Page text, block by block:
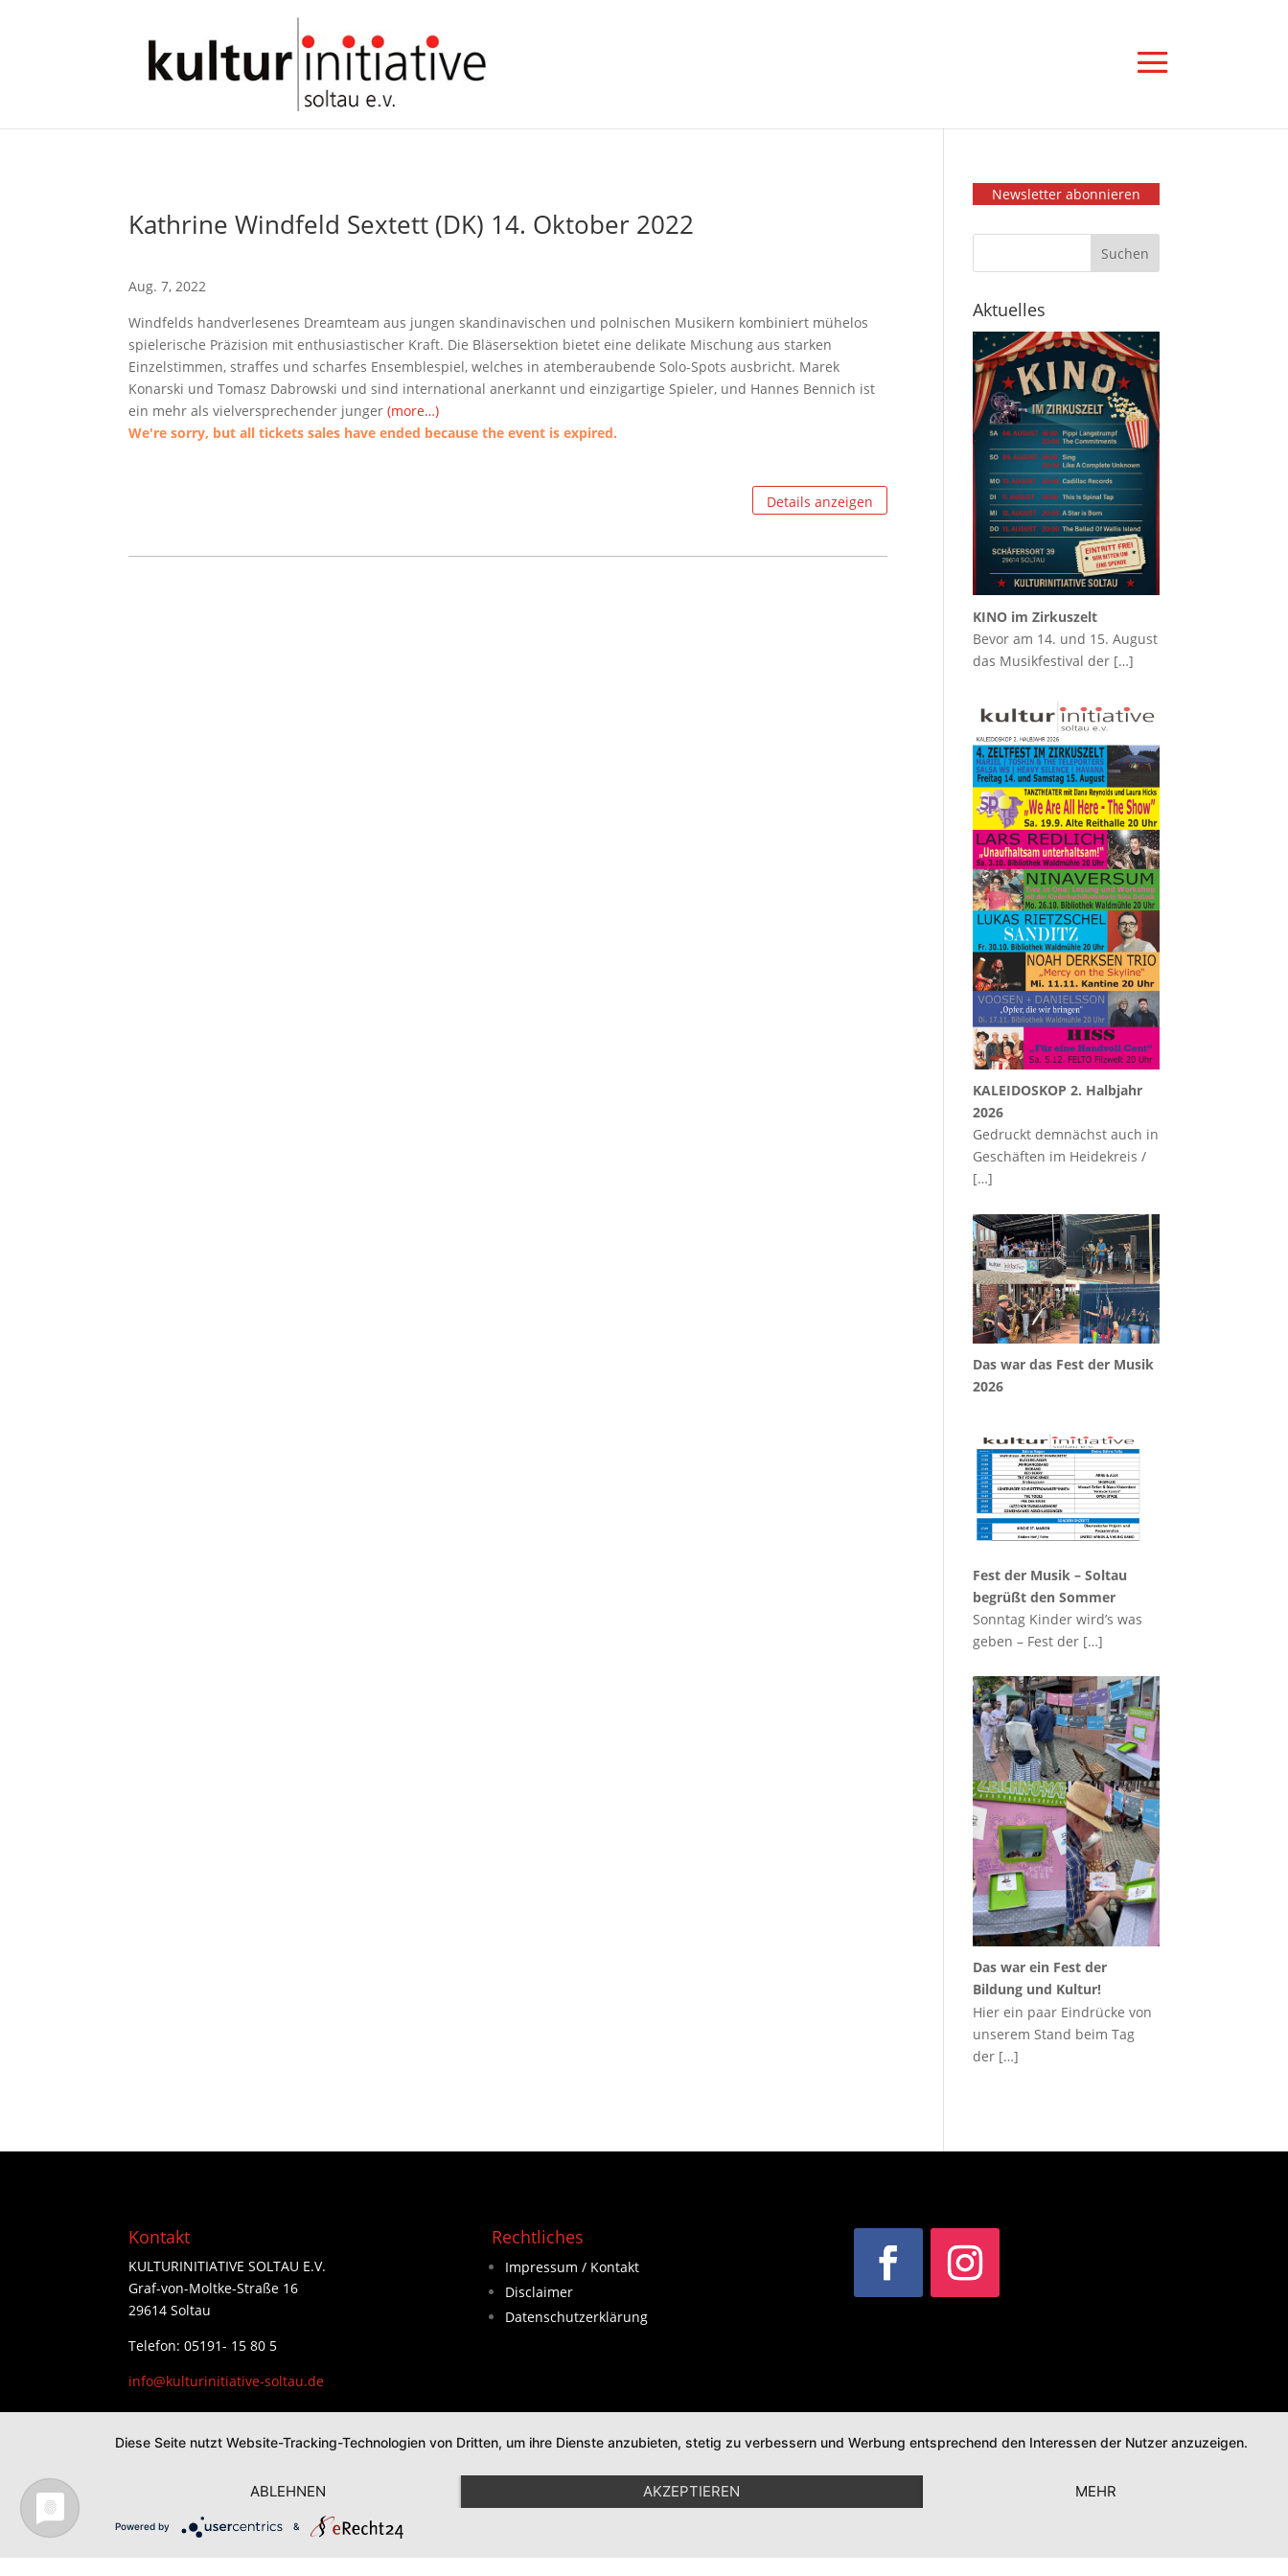
Kathrine Windfeld Sextett (DK) 14. Oktober 2022
Aug. 7, 2022
Windfelds handverlesenes Dreamteam aus jungen skandinavischen und polnischen Musikern kombiniert mühelos
spielerische Präzision mit enthusiastischer Kraft. Die Bläsersektion bietet eine delikate Mischung aus starken
Einzelstimmen, straffes und scharfes Ensemblespiel, welches in atemberaubende Solo-Spots ausbricht. Marek
Konarski und Tomasz Dabrowski und sind international anerkannt und einzigartige Spieler, und Hannes Bennich ist
ein mehr als vielversprechender junger(more…)
We're sorry, but all tickets sales have ended because the event is expired.
Newsletter abonnieren
Aktuelles
KINO im Zirkuszelt
Bevor am 14. und 15. August
das Musikfestival der […]
KALEIDOSKOP 2. Halbjahr
2026
Gedruckt demnächst auch in
Geschäften im Heidekreis /
[…]
Das war das Fest der Musik
2026
Fest der Musik – Soltau
begrüßt den Sommer
Sonntag Kinder wird’s was
geben – Fest der […]
Das war ein Fest der
Bildung und Kultur!
Hier ein paar Eindrücke von
unserem Stand beim Tag
der […]
Kontakt
KULTURINITIATIVE SOLTAU E.V.
Graf-von-Moltke-Straße 16
29614 Soltau
Telefon: 05191- 15 80 5
info@kulturinitiative-soltau.de
Rechtliches
Impressum / Kontakt
Disclaimer
Datenschutzerklärung
Diese Seite nutzt Website-Tracking-Technologien von Dritten, um ihre Dienste anzubieten, stetig zu verbessern und Werbung entsprechend den Interessen der Nutzer anzuzeigen.
ABLEHNEN AKZEPTIEREN MEHR
Powered by &